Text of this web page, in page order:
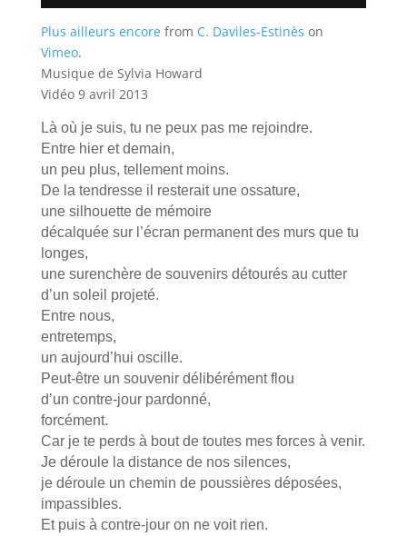
Plus ailleurs encorefrom C. Daviles-Estinès on
Vimeo.
Musique de Sylvia Howard
Vidéo 9 avril 2013
Là où je suis, tu ne peux pas me rejoindre.
Entre hier et demain,
un peu plus, tellement moins.
De la tendresse il resterait une ossature,
une silhouette de mémoire
décalquée sur l’écran permanent des murs que tu
longes,
une surenchère de souvenirs détourés au cutter
d’un soleil projeté.
Entre nous,
entretemps,
un aujourd’hui oscille.
Peut-être un souvenir délibérément flou
d’un contre-jour pardonné,
forcément.
Car je te perds à bout de toutes mes forces à venir.
Je déroule la distance de nos silences,
je déroule un chemin de poussières déposées,
impassibles.
Et puis à contre-jour on ne voit rien.